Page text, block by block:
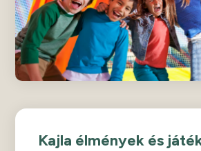
Kajla élmények és